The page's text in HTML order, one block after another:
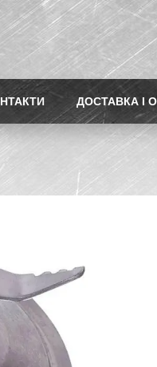
ДОСТАВКА І